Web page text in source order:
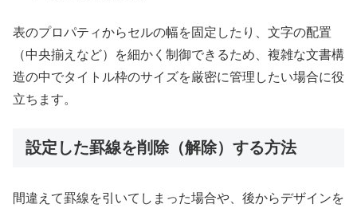
表のプロパティからセルの幅を固定したり、文字の配置
（中央揃えなど）を細かく制御できるため、複雑な文書構
造の中でタイトル枠のサイズを厳密に管理したい場合に役
立ちます。
設定した罫線を削除（解除）する方法
間違えて罫線を引いてしまった場合や、後からデザインを